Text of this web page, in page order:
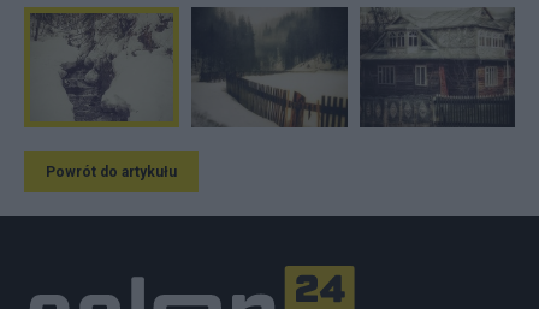
Powrót do artykułu